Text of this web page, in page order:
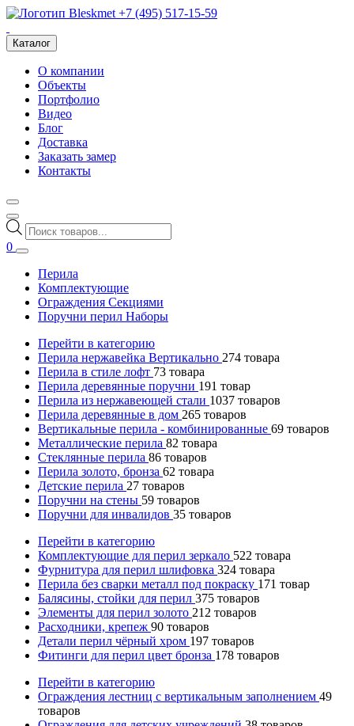
+7 (495) 517-15-59
Каталог
О компании
Объекты
Портфолио
Видео
Блог
Доставка
Заказать замер
Контакты
Поиск
товаров
0
Перила
Комплектующие
Ограждения Секциями
Поручни перил Наборы
Перейти в категорию
Перила нержавейка Вертикально 274 товара
Перила в стиле лофт 73 товара
Перила деревянные поручни 191 товар
Перила из нержавеющей стали 1037 товаров
Перила деревянные в дом 265 товаров
Вертикальные перила - комбинированные 69 товаров
Металлические перила 82 товара
Стеклянные перила 86 товаров
Перила золото, бронза 62 товара
Детские перила 27 товаров
Поручни на стены 59 товаров
Поручни для инвалидов 35 товаров
Перейти в категорию
Комплектующие для перил зеркало 522 товара
Фурнитура для перил шлифовка 324 товара
Перила без сварки металл под покраску 171 товар
Балясины, стойки для перил 375 товаров
Элементы для перил золото 212 товаров
Расходники, крепеж 90 товаров
Детали перил чёрный хром 197 товаров
Фитинги для перил цвет бронза 178 товаров
Перейти в категорию
Ограждения лестниц с вертикальным заполнением 49
товаров